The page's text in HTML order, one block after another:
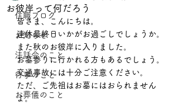
住職ブログ
お知らせ
法話会のこと
行事のこと
お葬儀のこと
お彼岸って何だろう
皆さま、こんにちは。
連休最終日いかがお過ごしでしょうか。
また秋のお彼岸に入りました。
お墓参りに行かれる方もあるでしょう。
交通事故には十分ご注意ください。
ただ、ご先祖はお墓にはおられません
よ。